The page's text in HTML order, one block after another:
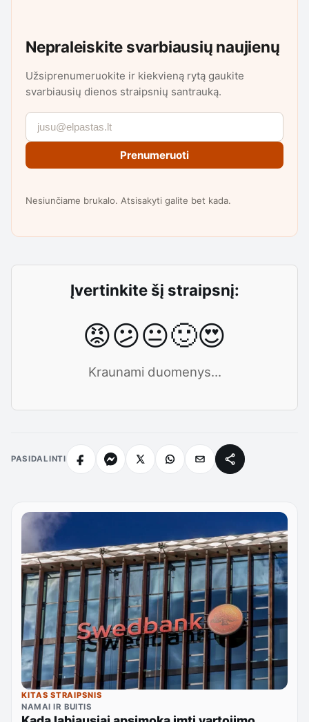
Nepraleiskite svarbiausių naujienų
Užsiprenumeruokite ir kiekvieną rytą gaukite
svarbiausių dienos straipsnių santrauką.
Prenumeruoti
Nesiunčiame brukalo. Atsisakyti galite bet kada.
Įvertinkite šį straipsnį:
😡😕😐🙂😍
Kraunami duomenys...
PASIDALINTI
KITAS STRAIPSNIS
NAMAI IR BUITIS